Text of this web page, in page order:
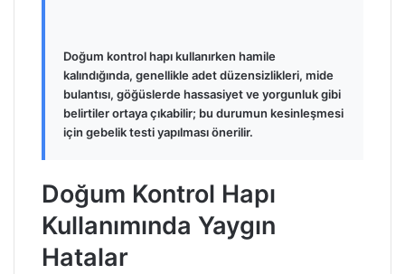
Doğum kontrol hapı kullanırken hamile
kalındığında, genellikle adet düzensizlikleri, mide
bulantısı, göğüslerde hassasiyet ve yorgunluk gibi
belirtiler ortaya çıkabilir; bu durumun kesinleşmesi
için gebelik testi yapılması önerilir.
Doğum Kontrol Hapı
Kullanımında Yaygın
Hatalar